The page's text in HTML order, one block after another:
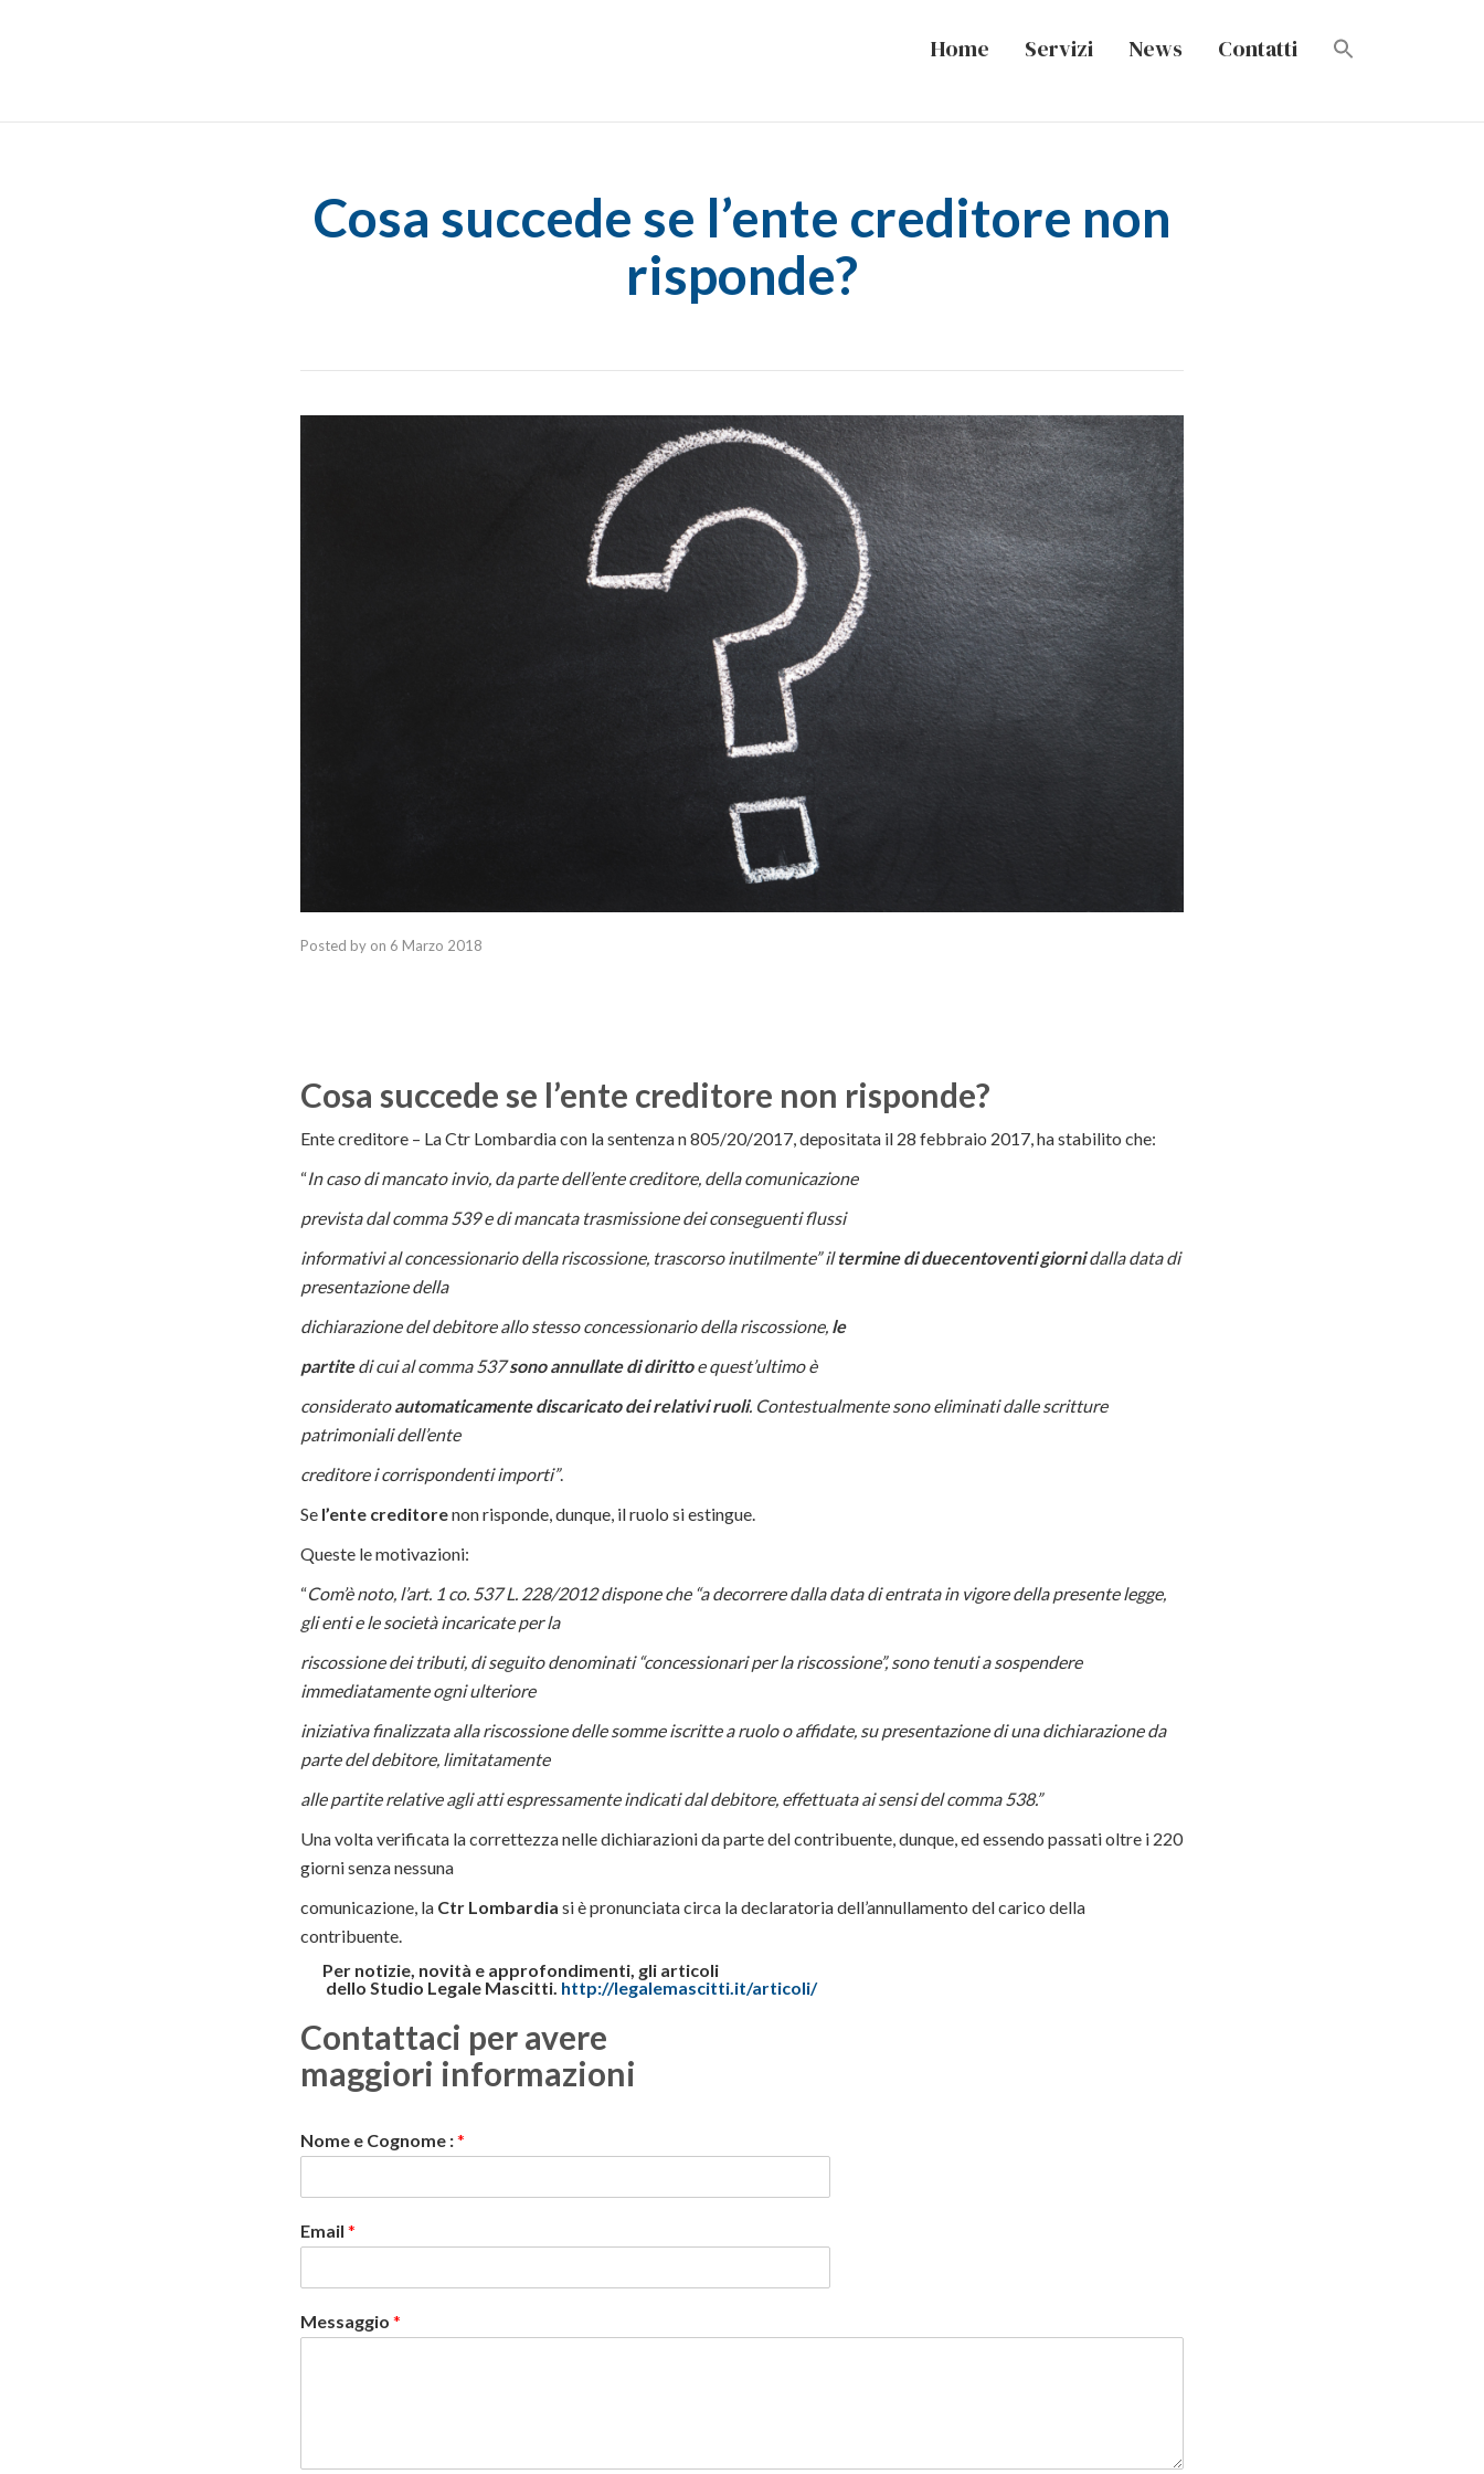
Home Servizi News Contatti
Cosa succede se l’ente creditore non
risponde?
Posted by on 6 Marzo 2018
Cosa succede se l’ente creditore non risponde?
Ente creditore – La Ctr Lombardia con la sentenza n 805/20/2017, depositata il 28 febbraio 2017, ha stabilito che:
“In caso di mancato invio, da parte dell’ente creditore, della comunicazione
prevista dal comma 539 e di mancata trasmissione dei conseguenti flussi
informativi al concessionario della riscossione, trascorso inutilmente” iltermine di duecentoventi giornidalla data di
presentazione della
dichiarazione del debitore allo stesso concessionario della riscossione, le
partitedi cui al comma 537sono annullate di dirittoe quest’ultimo è
consideratoautomaticamente discaricato dei relativi ruoli. Contestualmente sono eliminati dalle scritture
patrimoniali dell’ente
creditore i corrispondenti importi”.
Se l’ente creditorenon risponde, dunque, il ruolo si estingue.
Queste le motivazioni:
“Com’è noto, l’art. 1 co. 537 L. 228/2012 dispone che “a decorrere dalla data di entrata in vigore della presente legge,
gli enti e le società incaricate per la
riscossione dei tributi, di seguito denominati “concessionari per la riscossione”, sono tenuti a sospendere
immediatamente ogni ulteriore
iniziativa finalizzata alla riscossione delle somme iscritte a ruolo o affidate, su presentazione di una dichiarazione da
parte del debitore, limitatamente
alle partite relative agli atti espressamente indicati dal debitore, effettuata ai sensi del comma 538.”
Una volta verificata la correttezza nelle dichiarazioni da parte del contribuente, dunque, ed essendo passati oltre i 220
giorni senza nessuna
comunicazione, la Ctr Lombardia si è pronunciata circa la declaratoria dell’annullamento del carico della
contribuente.
Per notizie, novità e approfondimenti, gli articoli
dello Studio Legale Mascitti. http://legalemascitti.it/articoli/
Contattaci per avere
maggiori informazioni
Nome e Cognome :*
Email *
Messaggio *